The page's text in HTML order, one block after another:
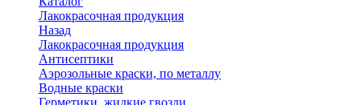
Лакокрасочная продукция
Назад
Лакокрасочная продукция
Антисептики
Аэрозольные краски, по металлу
Водные краски
Герметики, жидкие гвозди